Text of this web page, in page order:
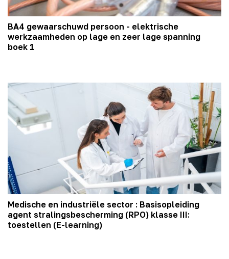
BA4 gewaarschuwd persoon - elektrische
werkzaamheden op lage en zeer lage spanning
boek 1
Medische en industriële sector : Basisopleiding
agent stralingsbescherming (RPO) klasse III:
toestellen (E-learning)